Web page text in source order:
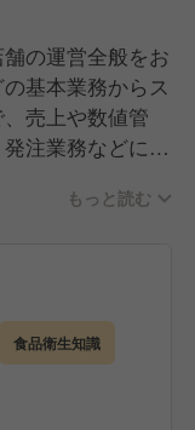
の運営全般をお
基本業務からス
売上や数値管
注業務などにも
いを実感できるポ
営を担っていた
もっと読む
食品衛生知識